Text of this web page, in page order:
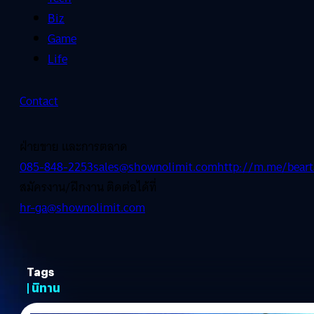
Biz
Game
Life
Contact
ฝ่ายขาย และการตลาด
085-848-2253sales@shownolimit.comhttp://m.me/
สมัครงาน/ฝึกงาน ติดต่อได้ที่
hr-ga@shownolimit.com
Tags
| นิทาน